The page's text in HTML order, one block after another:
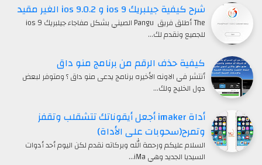
شرح كيفية جيلبريك ios 9 و ios 9.0.2 الغير مقيد
The أطلق فريق Pangu الصيني بشكل مفاجاء جيلبريك ios 9
للجميع ونقدم لك…
كيفية حذف الرقم من برنامج منو داق
أنتشر في الاونه الأخيره برنامج يدعى منو داق ؟ ومتوفر لبعض
دول الخليج ولك…
أداة imaker أجعل أيقوناتك تتشقلب وتقفز
وتمرح(سحوبات على الأداة)
السلام عليكم ورحمة الله وبركاته نقدم لكن اليوم أحد أدوات
السيديا الجديد وهي iMa…